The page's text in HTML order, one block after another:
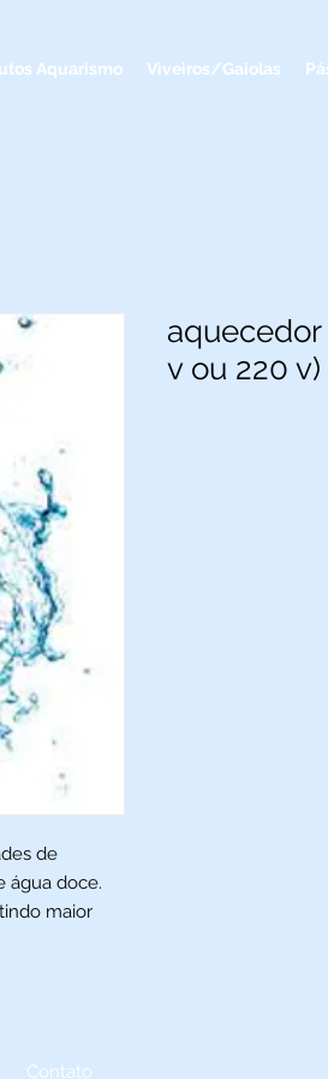
Aquarismo Viveiros/Gaiolas
de
água doce.
maior
aquecedor
v ou 220 v)
Contato